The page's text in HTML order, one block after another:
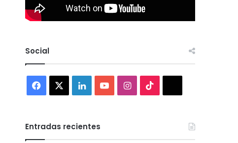
Social
Facebook LinkedInYouTubeInstagram
Entradas recientes